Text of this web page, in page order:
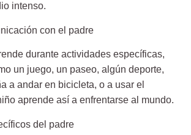
intenso.
con el padre
durante actividades específicas,
un juego, un paseo, algún deporte,
a andar en bicicleta, o a usar el
aprende así a enfrentarse al mundo.
del padre